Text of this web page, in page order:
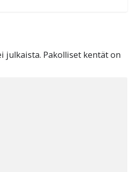
julkaista. Pakolliset kentät on